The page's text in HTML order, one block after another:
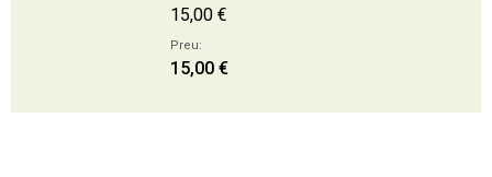
15,00 €
Preu:
15,00 €